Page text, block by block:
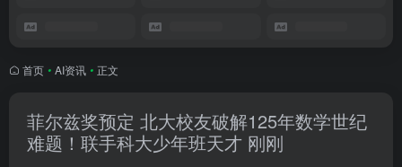
首页 • AI资讯 • 正文
菲尔兹奖预定 北大校友破解125年数学世纪
难题！联手科大少年班天才 刚刚